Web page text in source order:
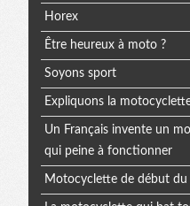
Horex
Être heureux à moto ?
Soyons sport
Expliquons la
Un Français invente un
qui peine à fonctionner
Motocyclette de début du